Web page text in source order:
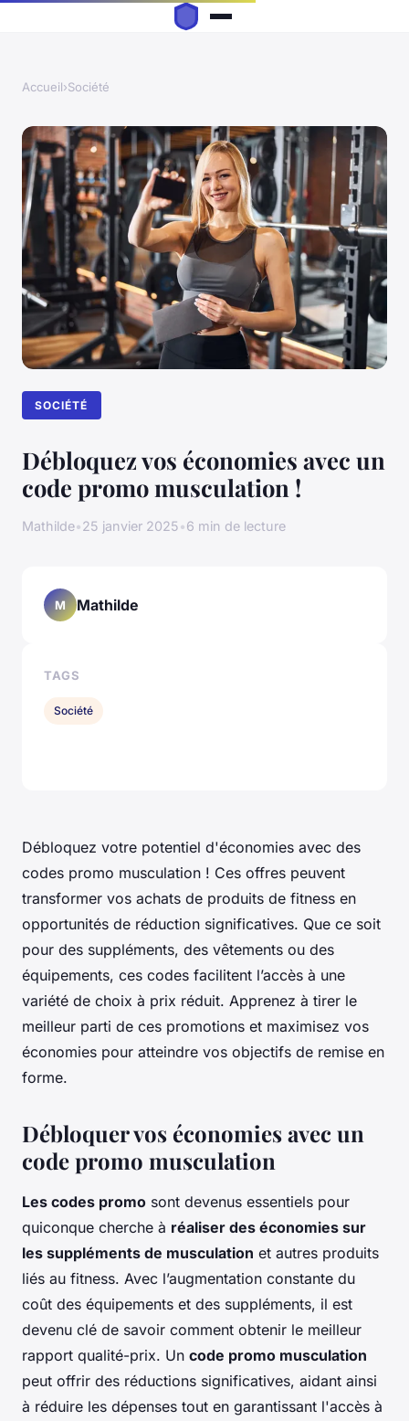
Accueil›Société
SOCIÉTÉ
Débloquez vos économies avec un
code promo musculation !
Mathilde•25 janvier 2025•6 min de lecture
Débloquez votre potentiel d'économies avec des
codes promo musculation ! Ces offres peuvent
transformer vos achats de produits de fitness en
opportunités de réduction significatives. Que ce soit
pour des suppléments, des vêtements ou des
équipements, ces codes facilitent l’accès à une
variété de choix à prix réduit. Apprenez à tirer le
meilleur parti de ces promotions et maximisez vos
économies pour atteindre vos objectifs de remise en
forme.
Débloquer vos économies avec un
code promo musculation
Les codes promo sont devenus essentiels pour
quiconque cherche à réaliser des économies sur
les suppléments de musculation et autres produits
liés au fitness. Avec l’augmentation constante du
coût des équipements et des suppléments, il est
devenu clé de savoir comment obtenir le meilleur
rapport qualité-prix. Un code promo musculation
peut offrir des réductions significatives, aidant ainsi
à réduire les dépenses tout en garantissant l'accès à
M Mathilde
TAGS
Société